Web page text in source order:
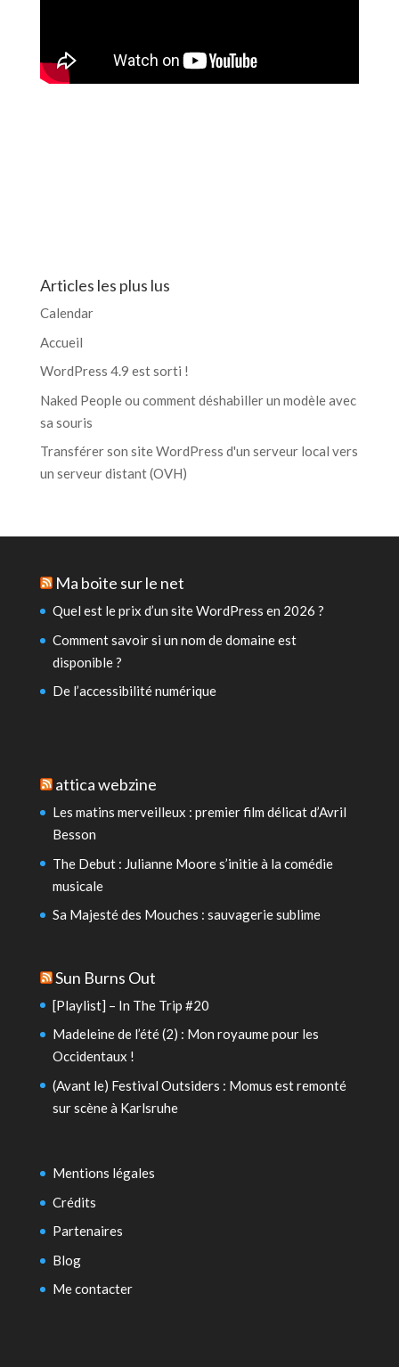
Articles les plus lus
Calendar
Accueil
WordPress 4.9 est sorti !
Naked People ou comment déshabiller un modèle avec
sa souris
Transférer son site WordPress d'un serveur local vers
un serveur distant (OVH)
Ma boite sur le net
Quel est le prix d’un site WordPress en 2026 ?
Comment savoir si un nom de domaine est
disponible ?
De l’accessibilité numérique
attica webzine
Les matins merveilleux : premier film délicat d’Avril
Besson
The Debut : Julianne Moore s’initie à la comédie
musicale
Sa Majesté des Mouches : sauvagerie sublime
Sun Burns Out
[Playlist] – In The Trip #20
Madeleine de l’été (2) : Mon royaume pour les
Occidentaux !
(Avant le) Festival Outsiders : Momus est remonté
sur scène à Karlsruhe
Mentions légales
Crédits
Partenaires
Blog
Me contacter